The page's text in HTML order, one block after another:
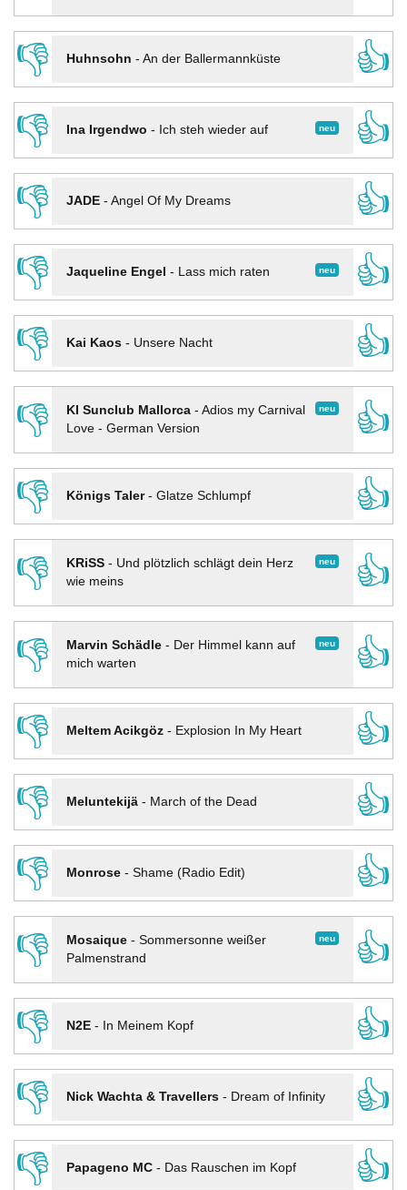
👎
Huhnsohn - An der Ballermannküste
👍
👎
neu
Ina Irgendwo - Ich steh wieder auf
👍
👎
JADE- Angel Of My Dreams
👍
👎
neu
Jaqueline Engel - Lass mich raten
👍
👎
Kai Kaos- Unsere Nacht
👍
👎
neu
KI Sunclub Mallorca- Adios my Carnival
Love - German Version
👍
👎
Königs Taler- Glatze Schlumpf
👍
👎
neu
KRiSS- Und plötzlich schlägt dein Herz
wie meins
👍
👎 neu
Marvin Schädle- Der Himmel kann auf
mich warten
👍
👎
Meltem Acikgöz- Explosion In My Heart
👍
👎
Meluntekijä- March of the Dead
👍
👎
Monrose- Shame (Radio Edit)
👍
👎
neu
Mosaique- Sommersonne weißer
Palmenstrand
👍
👎
N2E- In Meinem Kopf
👍
👎
Nick Wachta & Travellers- Dream of Infinity
👍
👎
Papageno MC- Das Rauschen im Kopf
👍